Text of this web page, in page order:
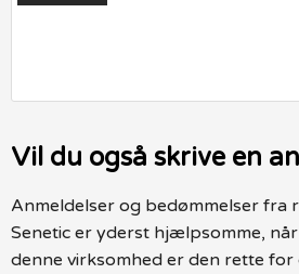
Vil du også skrive en
Anmeldelser og bedømmelser fra
Senetic er yderst hjælpsomme,
denne virksomhed er den rette for